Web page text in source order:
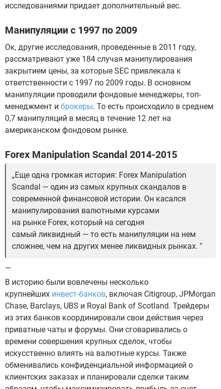
исследованиями придает дополнительный вес.
Манипуляции с 1997 по 2009
Ок, другие исследования, проведенные в 2011 году,
рассматривают уже 184 случая манипулирования
закрытием цены, за которые SEC привлекала к
ответственности с 1997 по 2009 годы. В основном
манипуляции проводили фондовые менеджеры, топ-
менеджмент и брокеры. То есть происходило в среднем
0,7 манипуляций в месяц в течение 12 лет на
американском фондовом рынке.
Forex Manipulation Scandal 2014-2015
Еще одна громкая история: Forex Manipulation
Scandal — один из самых крупных скандалов в
современной финансовой истории. Он касался
манипулирования валютными курсами
на рынке Forex, который на сегодня
самый ликвидный — то есть манипуляции на нем
сложнее, чем на других менее ликвидных рынках.
—
В историю были вовлечены несколько
крупнейших инвест-банков, включая Citigroup, JPMorgan
Chase, Barclays, UBS и Royal Bank of Scotland. Трейдеры
из этих банков координировали свои действия через
приватные чаты и форумы. Они сговаривались о
времени совершения крупных сделок, чтобы
искусственно влиять на валютные курсы. Также
обменивались конфиденциальной информацией о
клиентских заказах и планировали сделки таким